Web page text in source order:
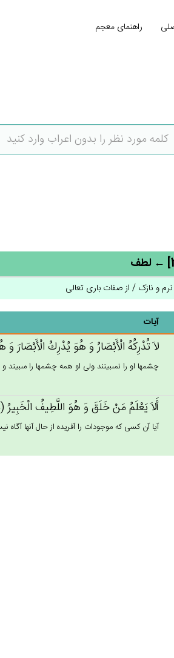
راهنمای معجم
و نازک / از صفات باری تعالی
آیات
لاَ تُدْرِكُه‌ُ الْأَبْصَارُ وَ هُوَ يُدْرِك‌ُ الْأَبْصَارَ وَ هُوَ
چشمها او را نمى‏بينند ولى او همه چشمها را مى‏بيند و
أَلاَ يَعْلَم‌ُ مَن‌ْ خَلَق‌َ وَ هُوَ اللَّطِيف‌ُ الْخَبِيرُ
آيا آن كسى كه موجودات را آفريده از حال آنها آگاه